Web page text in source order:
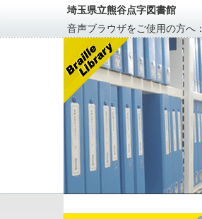
埼玉県立熊谷点字図書館
音声ブラウザをご使用の方へ：